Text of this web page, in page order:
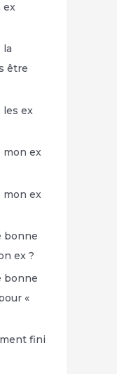
ex
la
être
les ex
mon ex
mon ex
bonne
ex ?
bonne
«
fini